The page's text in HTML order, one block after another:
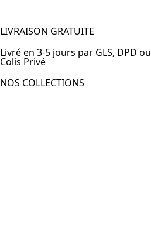
LIVRAISON GRATUITE
Livré en 3-5 jours par GLS, DPD ou
Colis Privé
NOS COLLECTIONS